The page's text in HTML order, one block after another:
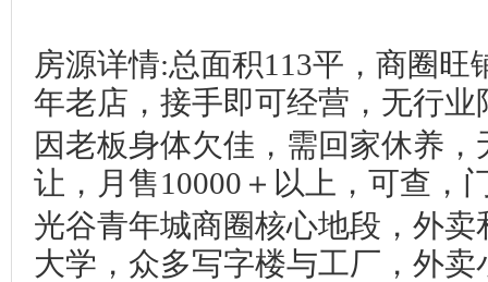
房源详情:总面积113平，商圈
年老店，接手即可经营，无行业
因老板身体欠佳，需回家休养
让，月售10000＋以上，可查，
光谷青年城商圈核心地段，外
大学，众多写字楼与工厂，外卖